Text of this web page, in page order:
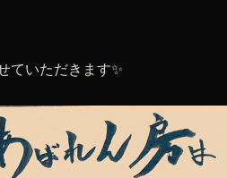
ていただきます✨